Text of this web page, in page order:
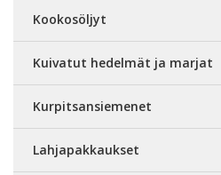
Kookosöljyt
Kuivatut hedelmät ja marjat
Kurpitsansiemenet
Lahjapakkaukset